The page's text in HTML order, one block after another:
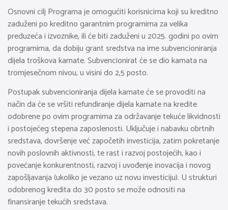
Osnovni cilj Programa je omogućiti korisnicima koji su kreditno
zaduženi po kreditno garantnim programima za velika
preduzeća i izvoznike, ili će biti zaduženi u 2025. godini po ovim
programima, da dobiju grant sredstva na ime subvencioniranja
dijela troškova kamate. Subvencionirat će se dio kamata na
tromjesečnom nivou, u visini do 2,5 posto.
Postupak subvencioniranja dijela kamate će se provoditi na
način da će se vršiti refundiranje dijela kamate na kredite
odobrene po ovim programima za održavanje tekuće likvidnosti
i postojećeg stepena zaposlenosti. Uključuje i nabavku obrtnih
sredstava, dovršenje već započetih investicija, zatim pokretanje
novih poslovnih aktivnosti, te rast i razvoj postojećih, kao i
povećanje konkurentnosti, razvoj i uvođenje inovacija i novog
zapošljavanja (ukoliko je vezano uz novu investiciju). U strukturi
odobrenog kredita do 30 posto se može odnositi na
finansiranje tekućih sredstava.